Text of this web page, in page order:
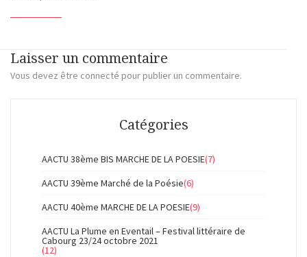
Laisser un commentaire
Vous devez être connecté pour publier un commentaire.
Catégories
AACTU 38ème BIS MARCHE DE LA POESIE(7)
AACTU 39ème Marché de la Poésie(6)
AACTU 40ème MARCHE DE LA POESIE(9)
AACTU La Plume en Eventail – Festival littéraire de
Cabourg 23/24 octobre 2021
(12)